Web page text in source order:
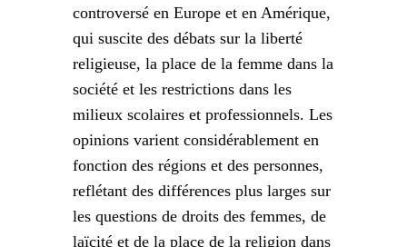
controversé en Europe et en Amérique,
qui suscite des débats sur la liberté
religieuse, la place de la femme dans la
société et les restrictions dans les
milieux scolaires et professionnels. Les
opinions varient considérablement en
fonction des régions et des personnes,
reflétant des différences plus larges sur
les questions de droits des femmes, de
laïcité et de la place de la religion dans